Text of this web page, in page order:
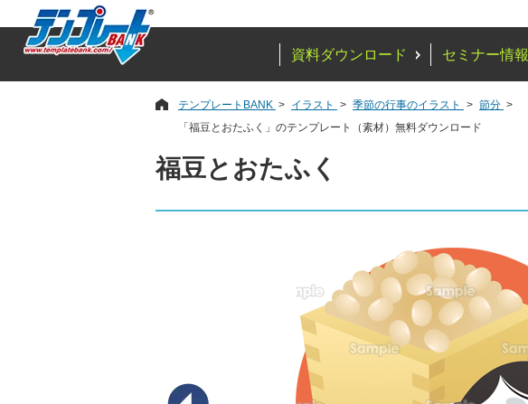
資料ダウンロード セミナー情報
テンプレートBANK イラスト 季節の行事のイラスト
節分
「福豆とおたふく」のテンプレート（素材）無料ダウンロード
福豆とおたふく